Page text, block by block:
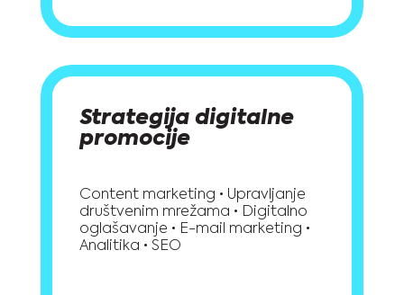
Strategija digitalne
promocije
Content marketing • Upravljanje
društvenim mrežama • Digitalno
oglašavanje • E-mail marketing •
Analitika • SEO